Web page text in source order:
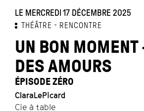
LE MERCREDI 17 DÉCEMBRE 2025
THÉÂTRE RENCONTRE
UN BON
DES AMOURS
ÉPISODE ZÉRO
ClaraLePicard
Cie à table